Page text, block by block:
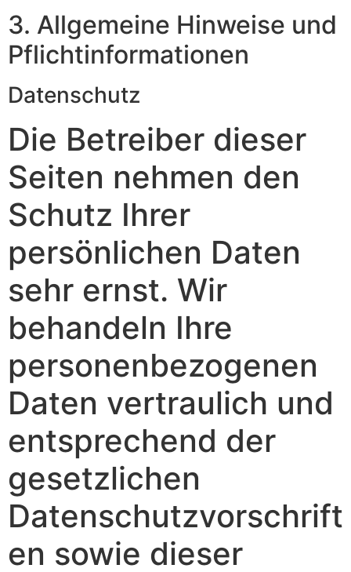
3. Allgemeine Hinweise und
Pflicht­informationen
Datenschutz
Die Betreiber dieser
Seiten nehmen den
Schutz Ihrer
persönlichen Daten
sehr ernst. Wir
behandeln Ihre
personenbezogenen
Daten vertraulich und
entsprechend der
gesetzlichen
Datenschutzvorschrift
en sowie dieser